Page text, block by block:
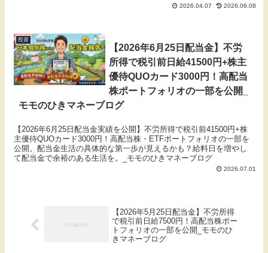
2026.04.07 2026.06.08
投資
【2026年6月25日配当金】不労
所得で税引前日給41500円+株主
優待QUOカード3000円！高配当
株ポートフォリオの一部を公開_
モモのひきマネーブログ
【2026年6月25日配当金実績を公開】不労所得で税引前41500円+株
主優待QUOカード3000円！高配当株・ETFポートフォリオの一部を
公開。配当金生活の具体的な第一歩が見えるかも？給料日を増やし
て配当金で余裕のある生活を。_モモのひきマネーブログ
2026.07.01
【2026年5月25日配当金】不労所得
で税引前日給7500円！高配当株ポー
トフォリオの一部を公開_モモのひ
きマネーブログ